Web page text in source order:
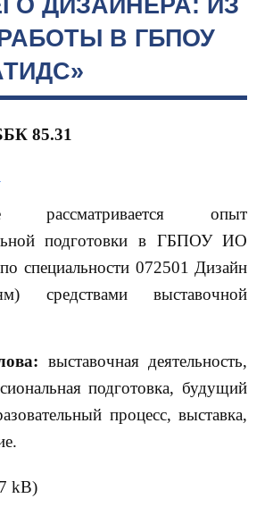
ДИЗАЙНЕРА: ИЗ
В ГБПОУ
85.31
опыт
подготовки в ГБПОУ ИО
специальности 072501 Дизайн
средствами выставочной
выставочная деятельность,
подготовка, будущий
процесс, выставка,
kB)